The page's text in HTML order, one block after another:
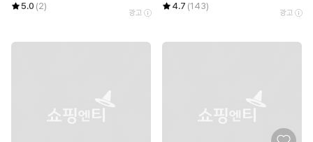
5.0 (2)
광고
4.7 (143)
광고